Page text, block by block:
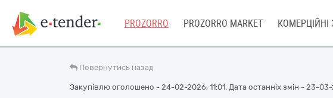
PROZORRO PROZORRO MARKET КОМЕРЦІЙНІ
Повернутись назад
Закупівлю оголошено - 24-02-2026, 11:01. Дата останніх змін - 23-03-